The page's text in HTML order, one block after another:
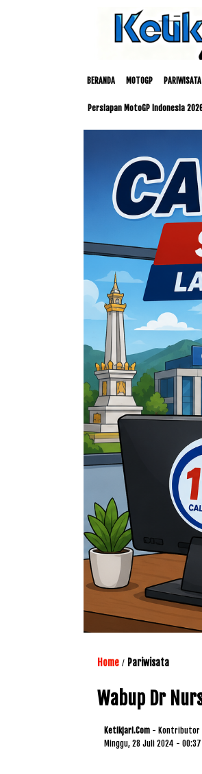
BERANDA MOTOGP PARIWISATA
Matangkan Persiapan MotoGP Indonesia 2026
Home / Pariwisata
Wabup Dr
Ketikjari.com - Kontributor
Minggu, 28 Juli 2024 - 00:37